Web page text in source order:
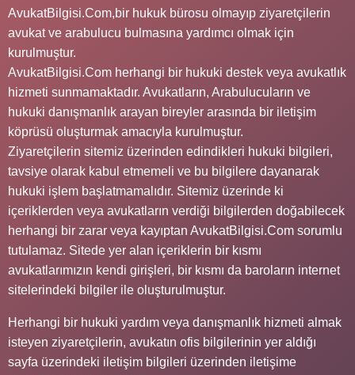
AvukatBilgisi.Com,bir hukuk bürosu olmayıp ziyaretçilerin
avukat ve arabulucu bulmasına yardımcı olmak için
kurulmuştur.
AvukatBilgisi.Com herhangi bir hukuki destek veya avukatlık
hizmeti sunmamaktadır. Avukatların, Arabulucuların ve
hukuki danışmanlık arayan bireyler arasında bir iletişim
köprüsü oluşturmak amacıyla kurulmuştur.
Ziyaretçilerin sitemiz üzerinden edindikleri hukuki bilgileri,
tavsiye olarak kabul etmemeli ve bu bilgilere dayanarak
hukuki işlem başlatmamalıdır. Sitemiz üzerinde ki
içeriklerden veya avukatların verdiği bilgilerden doğabilecek
herhangi bir zarar veya kayıptan AvukatBilgisi.Com sorumlu
tutulamaz. Sitede yer alan içeriklerin bir kısmı
avukatlarımızın kendi girişleri, bir kısmı da baroların internet
sitelerindeki bilgiler ile oluşturulmuştur.
Herhangi bir hukuki yardım veya danışmanlık hizmeti almak
isteyen ziyaretçilerin, avukatın ofis bilgilerinin yer aldığı
sayfa üzerindeki iletişim bilgileri üzerinden iletişime